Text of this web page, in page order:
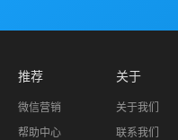
推荐
微信营销
帮助中心
关于
关于我们
联系我们